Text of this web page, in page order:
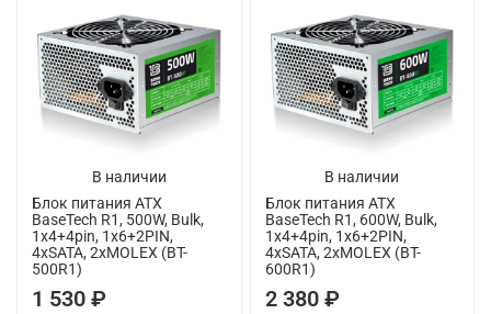
В наличии
Блок питания ATX
BaseTech R1, 500W, Bulk,
1x4+4pin, 1x6+2PIN,
4xSATA, 2xMOLEX (BT-
500R1)
1 530 ₽
В наличии
Блок питания ATX
BaseTech R1, 600W, Bulk,
1x4+4pin, 1x6+2PIN,
4xSATA, 2xMOLEX (BT-
600R1)
2 380 ₽